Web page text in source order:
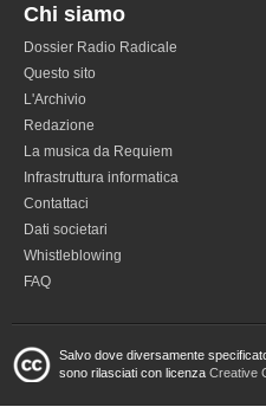
Chi siamo
Dossier Radio Radicale
Questo sito
L'Archivio
Redazione
La musica da Requiem
Infrastruttura informatica
Contattaci
Dati societari
Whistleblowing
FAQ
Salvo dove diversamente
sono rilasciati con licenza Creative